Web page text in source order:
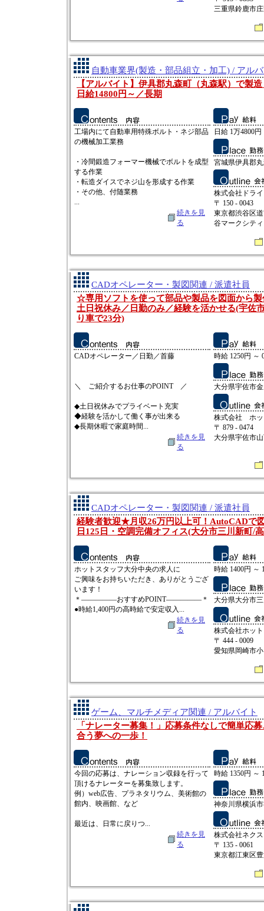
三重県鈴鹿市
自動車業界(製造・部品組立・加工) / アル
【アルバイト】伊具郡丸森町（丸森駅）で製
日給14800円～／長期
工場内にて自動車用特殊ボルト・ネジ部品
の機械加工業務
・冷間鍛造フォーマー機械でボルトを成型
する作業
・転造ダイスでネジ山を形成する作業
・その他、付随業務
...
続きを見
る
日給 1万4800円
宮城県伊具郡
株式会社ドラ
〒 150 - 0043
東京都渋谷区
谷マークシテ
CADオペレーター・製図関連 / 派遣社員
☆専用ソフトを使って部品や製品を図面から
土日祝休み／日勤のみ／経験を活かせる(宇佐
り車で23分)
CADオペレーター／日勤／首藤
＼ ご紹介するお仕事のPOINT ／
◆土日祝休みでプライベート充実
◆経験を活かして働く事が出来る
◆長期休暇で家庭時間...
続きを見
る
時給 1250円 ～
大分県宇佐市
株式会社 ホッ
〒 879 - 0474
大分県宇佐市
CADオペレーター・製図関連 / 派遣社員
経験者歓迎★月収26万円以上可！AutoCADで
日125日・空調完備オフィス(大分市三川新町/
ホットスタッフ大分中央の求人に
ご興味をお持ちいただき、ありがとうござ
います！
＊―――――おすすめPOINT―――――＊
●時給1,400円の高時給で安定収入...
続きを見
る
時給 1400円 ～
大分県大分市
株式会社ホッ
〒 444 - 0009
愛知県岡崎市
ゲーム、マルチメディア関連 / アルバイト
「ナレーター募集！」応募条件なしで簡単応
合う夢への一歩！
今回の応募は、ナレーション収録を行って
頂けるナレーターを募集致します。
例）web広告、プラネタリウム、美術館の
館内、映画館、など
最近は、日常に戻りつ...
続きを見
る
時給 1350円 ～
神奈川県横浜
株式会社ネク
〒 135 - 0061
東京都江東区